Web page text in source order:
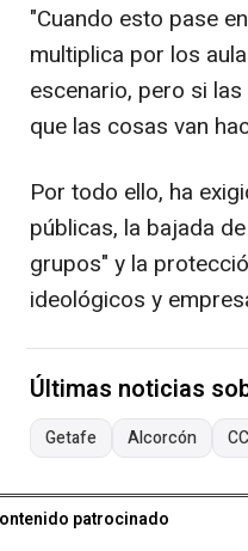
"Cuando esto pase
multiplica por los
escenario, pero si
que las cosas van
Por todo ello, ha
públicas, la bajada
grupos" y la
ideológicos y
Últimas noticias
Getafe Alcorcón
patrocinado